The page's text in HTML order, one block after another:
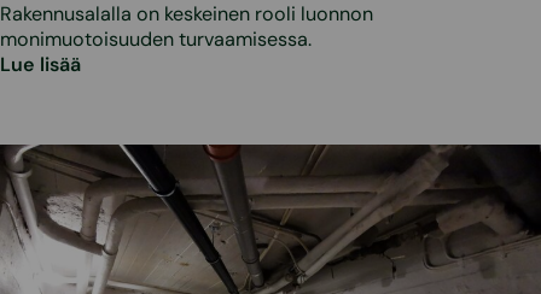
Rakennusalalla on keskeinen rooli luonnon
monimuotoisuuden turvaamisessa.
Lue lisää